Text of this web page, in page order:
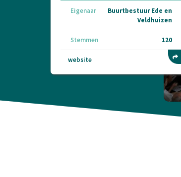
Eigenaar
Buurtbestuur Ede en
Veldhuizen
Stemmen 120
website